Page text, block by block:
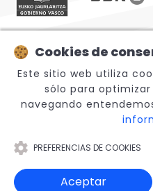
© 2026 Sabino Arana
Legal Notice
Canal Interno de
Cookies de
Este sitio web utiliza
sólo para
navegando
PREFERENCIAS DE COOKIES
Aceptar